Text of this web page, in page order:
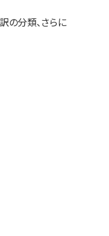
の分類、さらに